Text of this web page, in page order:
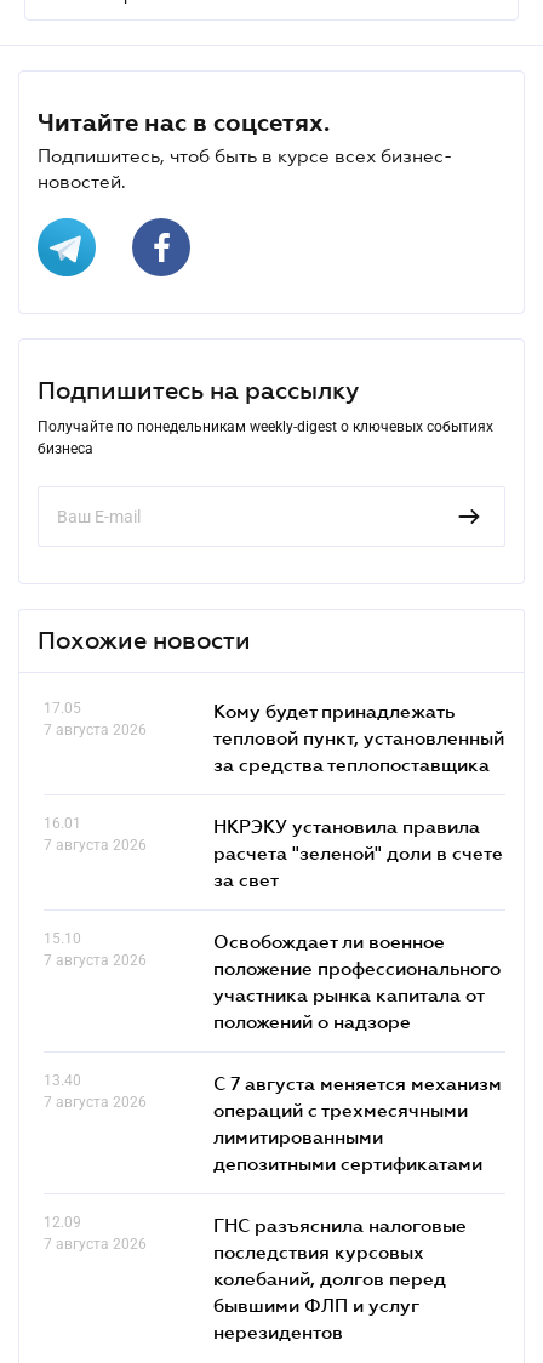
Читайте нас в соцсетях.
Подпишитесь, чтоб быть в курсе всех бизнес-
новостей.
Подпишитесь на рассылку
Получайте по понедельникам weekly-digest о ключевых событиях
бизнеса
Похожие новости
17.05
7 августа 2026
Кому будет принадлежать
тепловой пункт, установленный
за средства теплопоставщика
16.01
7 августа 2026
НКРЭКУ установила правила
расчета "зеленой" доли в счете
за свет
15.10
7 августа 2026
Освобождает ли военное
положение профессионального
участника рынка капитала от
положений о надзоре
13.40
7 августа 2026
С 7 августа меняется механизм
операций с трехмесячными
лимитированными
депозитными сертификатами
12.09
7 августа 2026
ГНС разъяснила налоговые
последствия курсовых
колебаний, долгов перед
бывшими ФЛП и услуг
нерезидентов